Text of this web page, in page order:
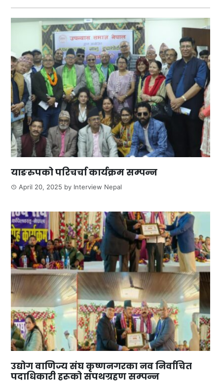
याङरुपको परिचर्चा कार्यक्रम सम्पन्न
April 20, 2025 by Interview Nepal
उद्योग वाणिज्य संघ कृष्णनगरका नव निर्वाचित
पदाधिकारी हरूको सपथग्रहण सम्पन्न